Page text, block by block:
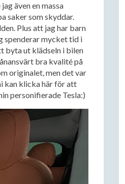
även en massa
saker som skyddar.
Plus att jag har barn
spenderar mycket tid i
byta ut klädseln i bilen
bra kvalité på
originalet, men det var
kan klicka här för att
personifierade Tesla:)